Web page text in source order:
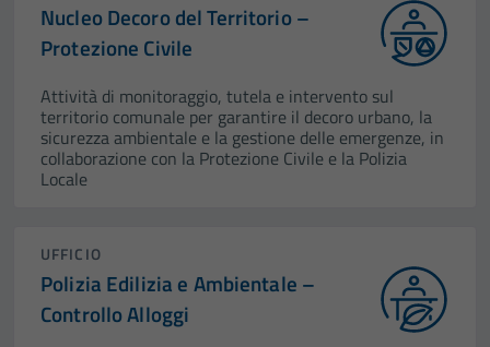
Nucleo Decoro del Territorio –
Protezione Civile
Attività di monitoraggio, tutela e intervento sul
territorio comunale per garantire il decoro urbano, la
sicurezza ambientale e la gestione delle emergenze, in
collaborazione con la Protezione Civile e la Polizia
Locale
UFFICIO
Polizia Edilizia e Ambientale –
Controllo Alloggi